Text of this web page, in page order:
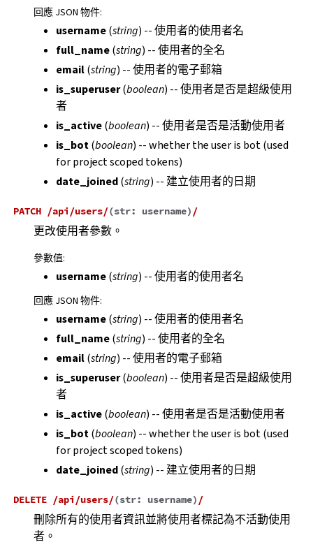
回應 JSON 物件:
username(string) -- 使用者的使用者名
full_name(string) -- 使用者的全名
email(string) -- 使用者的電子郵箱
is_superuser(boolean) -- 使用者是否是超級使用
者
is_active(boolean) -- 使用者是否是活動使用者
is_bot(boolean) -- whether the user is bot (used
for project scoped tokens)
date_joined(string) -- 建立使用者的日期
PATCH /api/users/(str: username) /
更改使用者參數。
參數值:
username(string) -- 使用者的使用者名
回應 JSON 物件:
username(string) -- 使用者的使用者名
full_name(string) -- 使用者的全名
email(string) -- 使用者的電子郵箱
is_superuser(boolean) -- 使用者是否是超級使用
者
is_active(boolean) -- 使用者是否是活動使用者
is_bot(boolean) -- whether the user is bot (used
for project scoped tokens)
date_joined(string) -- 建立使用者的日期
DELETE /api/users/(str: username) /
刪除所有的使用者資訊並將使用者標記為不活動使用
者。